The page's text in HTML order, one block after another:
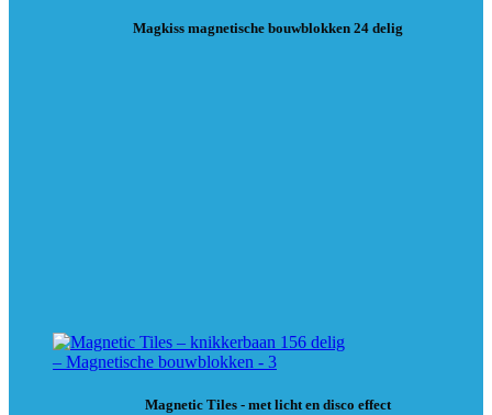
Magkiss magnetische bouwblokken 24 delig
Magnetic Tiles - met licht en disco effect